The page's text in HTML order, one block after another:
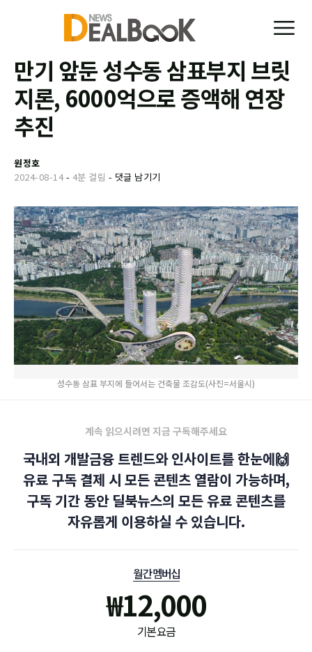
만기 앞둔 성수동 삼표부지 브릿
지론, 6000억으로 증액해 연장
추진
원정호
2024-08-14- 4분 걸림 - 댓글 남기기
성수동 삼표 부지에 들어서는 건축물 조감도(사진=서울시)
계속 읽으시려면 지금 구독해주세요
국내외 개발금융 트렌드와 인사이트를 한눈에🙌
유료 구독 결제 시 모든 콘텐츠 열람이 가능하며,
구독 기간 동안 딜북뉴스의 모든 유료 콘텐츠를
자유롭게 이용하실 수 있습니다.
월간 멤버십
₩12,000
기본 요금